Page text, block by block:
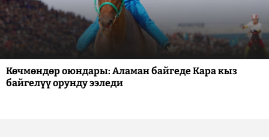
Көчмөндөр оюндары: Аламан байгеде Кара кыз
байгелүү орунду ээледи